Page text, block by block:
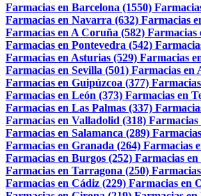
Farmacias en Barcelona (1550)
Farmacias en Navarra (632) Farmacias
Farmacias en A Coruña (582) Farmacias
Farmacias en Pontevedra (542)
Farmacias en Asturias (529) Farmacias
Farmacias en Sevilla (501) Farmacias en
Farmacias en Guipúzcoa (377)
Farmacias en León (373) Farmacias en
Farmacias en Las Palmas (337)
Farmacias en Valladolid (318) Farmacias
Farmacias en Salamanca (289)
Farmacias en Granada (264) Farmacias
Farmacias en Burgos (252) Farmacias
Farmacias en Tarragona (250)
Farmacias en Cádiz (229) Farmacias en